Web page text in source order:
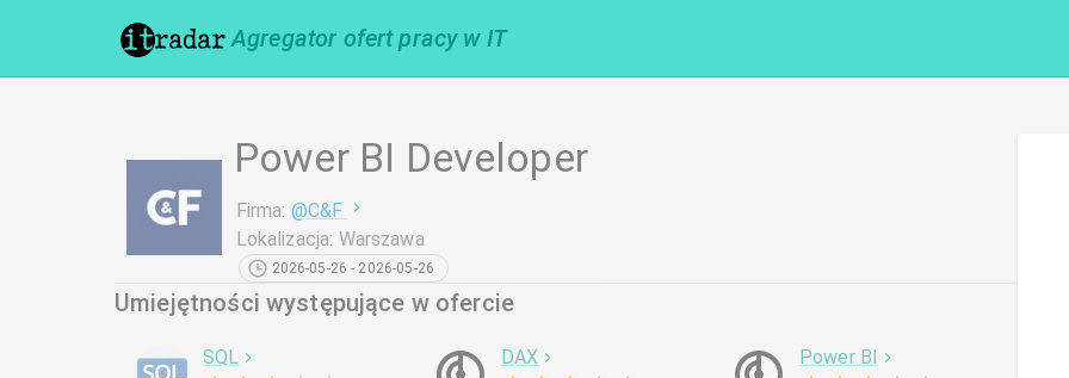
Agregator ofert pracy w IT
Power BI Developer
Firma: @C&F
Lokalizacja: Warszawa
2026-05-26 - 2026-05-26
Umiejętności występujące w ofercie
SQL DAX Power BI